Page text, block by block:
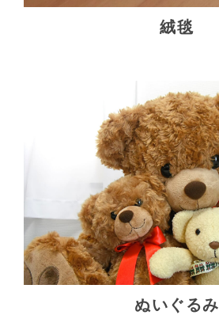
絨毯
ぬいぐるみ